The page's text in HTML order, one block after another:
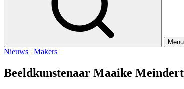
Menu
Nieuws | Makers
Beeldkunstenaar Maaike